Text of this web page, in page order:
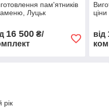
пам'ятників
Луцьк
16 500₴/
від
рік